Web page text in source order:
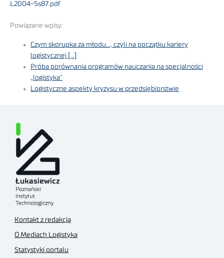
L2004-5s87.pdf
Powiązane wpisy:
Czym skorupka za młodu…, czyli na początku kariery
logistycznej […]
Próba porównania programów nauczania na specjalności
„logistyka”
Logistyczne aspekty kryzysu w przedsiębiorstwie
Kontakt z redakcją
O Mediach Logistyka
Statystyki portalu